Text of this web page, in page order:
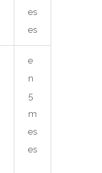
es
es
e
n
5
m
es
es